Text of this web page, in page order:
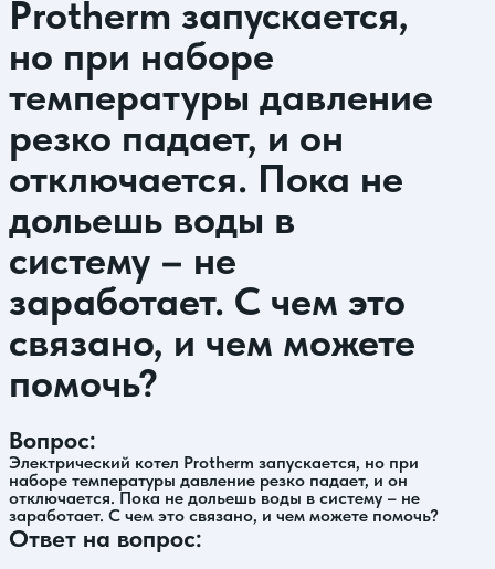
Protherm запускается,
но при наборе
температуры давление
резко падает, и он
отключается. Пока не
дольешь воды в
систему – не
заработает. С чем это
связано, и чем можете
помочь?
Вопрос:
Электрический котел Protherm запускается, но при
наборе температуры давление резко падает, и он
отключается. Пока не дольешь воды в систему – не
заработает. С чем это связано, и чем можете помочь?
Ответ на вопрос: